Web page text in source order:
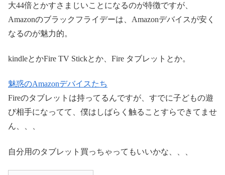
大44倍とかすさまじいことになるのが特徴ですが、
Amazonのブラックフライデーは、Amazonデバイスが安く
なるのが魅力的。
kindleとかFire TV Stickとか、Fire タブレットとか。
魅惑のAmazonデバイスたち
Fireのタブレットは持ってるんですが、すでに子どもの遊
び相手になってて、僕はしばらく触ることすらできてませ
ん、、、
自分用のタブレット買っちゃってもいいかな、、、